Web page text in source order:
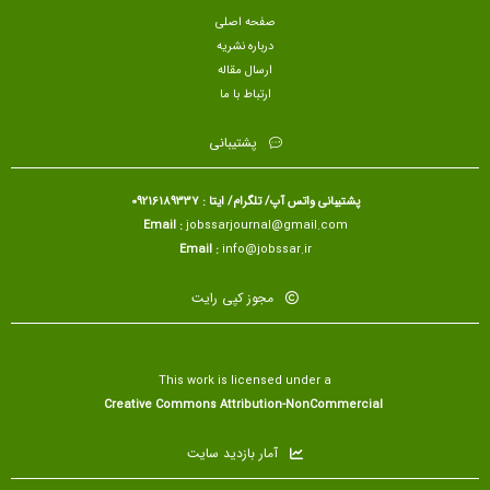
صفحه اصلی
درباره نشریه
ارسال مقاله
ارتباط با ما
پشتیبانی
پشتیبانی واتس آپ/ تلگرام/ ایتا : 09216189337
Email :jobssarjournal@gmail.com
Email :info@jobssar.ir
مجوز کپی رایت
This work is licensed under a
آمار بازدید سایت